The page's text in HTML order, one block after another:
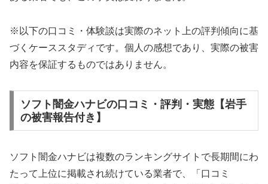
※以下の口コミ・体験談は実際のネット上の評判傾向に基
づくケーススタディです。個人の感想であり、実際の被害
内容を保証するものではありません。
ソフト闇金ハナビの口コミ・評判・実態【岩手
の被害報告付き】
ソフト闇金ハナビは複数のランキングサイトで長期間にわ
たって上位に掲載され続けている業者で、「口コミ